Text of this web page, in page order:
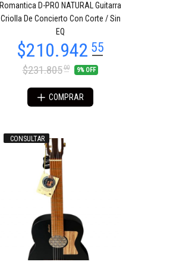
Romantica D-PRO NATURAL Guitarra
Criolla De Concierto Con Corte / Sin
EQ
$231.80500 9% OFF
COMPRAR
CONSULTAR